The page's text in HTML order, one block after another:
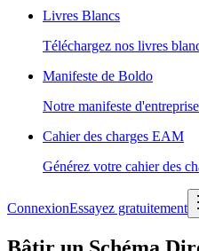
Livres Blancs
Téléchargez nos livres
Manifeste de Boldo
Notre manifeste
Cahier des charges EAM
Générez votre cahier des
ConnexionEssayez gratuitement